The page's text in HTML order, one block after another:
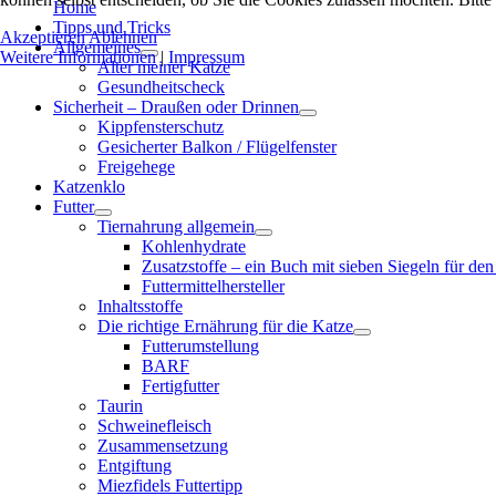
Home
Tipps und Tricks
Allgemeines
Alter meiner Katze
Gesundheitscheck
Sicherheit – Draußen oder Drinnen
Kippfensterschutz
Gesicherter Balkon / Flügelfenster
Freigehege
Katzenklo
Futter
Tiernahrung allgemein
Kohlenhydrate
Zusatzstoffe – ein Buch mit sieben Siegeln für
Futtermittelhersteller
Inhaltsstoffe
Die richtige Ernährung für die Katze
Futterumstellung
BARF
Fertigfutter
Taurin
Schweinefleisch
Zusammensetzung
Entgiftung
Miezfidels Futtertipp
AkzeptierenAblehnen
Weitere Informationen| Impressum